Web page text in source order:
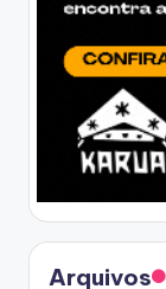
Arquivos